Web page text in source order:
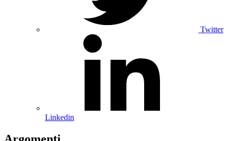
Twitter
Linkedin